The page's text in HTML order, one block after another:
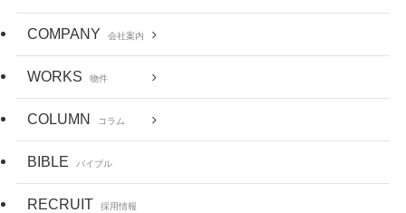
COMPANY 会社案内
WORKS 物件
COLUMN コラム
BIBLE バイブル
RECRUIT 採用情報